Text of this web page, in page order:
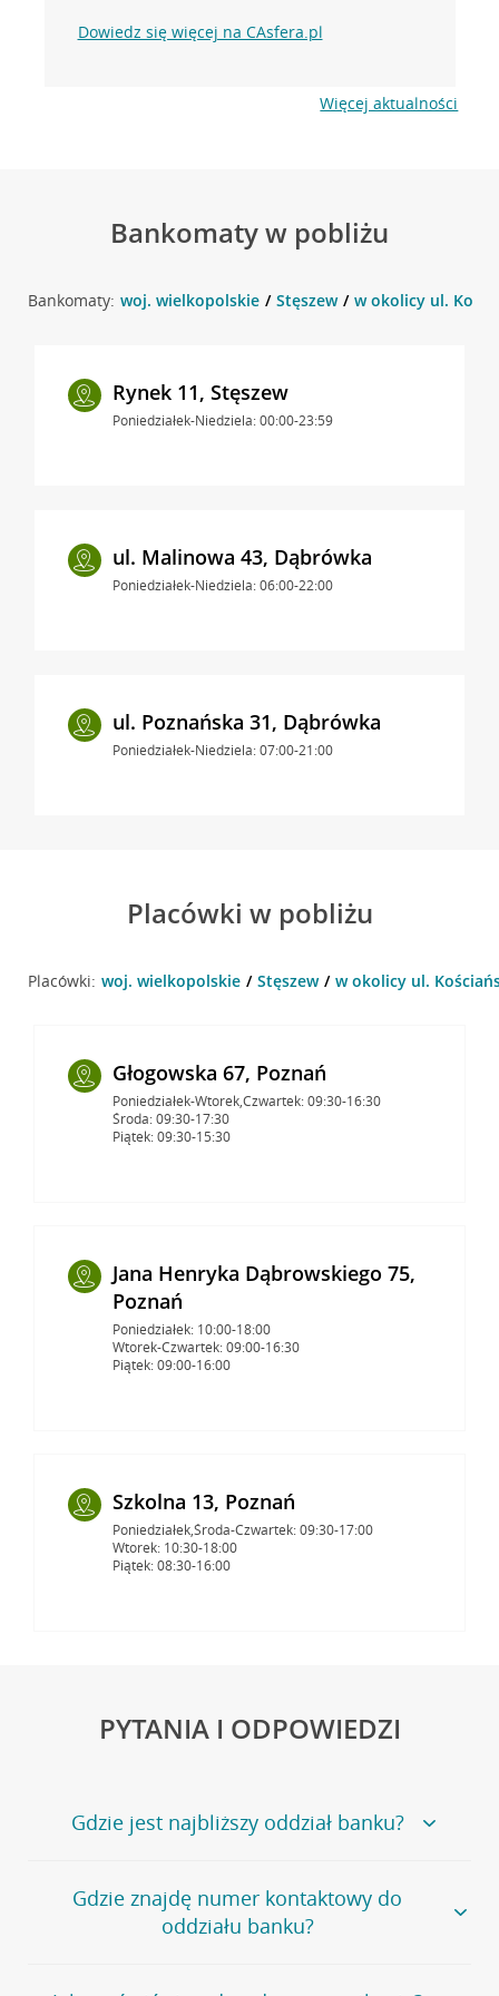
Dowiedz się więcej na CAsfera.pl
Więcej aktualności
Bankomaty w pobliżu
Bankomaty: woj. wielkopolskie Stęszew w okolicy ul.
Rynek 11, Stęszew
Poniedziałek-Niedziela: 00:00-23:59
ul. Malinowa 43, Dąbrówka
Poniedziałek-Niedziela: 06:00-22:00
ul. Poznańska 31, Dąbrówka
Poniedziałek-Niedziela: 07:00-21:00
Placówki w pobliżu
Placówki: woj. wielkopolskie Stęszew w okolicy ul.
Głogowska 67, Poznań
Poniedziałek-Wtorek,Czwartek: 09:30-16:30
Środa: 09:30-17:30
Piątek: 09:30-15:30
Jana Henryka Dąbrowskiego 75,
Poznań
Poniedziałek: 10:00-18:00
Wtorek-Czwartek: 09:00-16:30
Piątek: 09:00-16:00
Szkolna 13, Poznań
Poniedziałek,Środa-Czwartek: 09:30-17:00
Wtorek: 10:30-18:00
Piątek: 08:30-16:00
PYTANIA I ODPOWIEDZI
Gdzie jest najbliższy oddział banku?
Jeśli szukasz oddziału naszego banku, zapraszamy na
stronęPlacówki i bankomaty, na której znajduje się
wygodna wyszukiwarka.
oddziałów
Gdzie znajdę numer kontaktowy do
oddziału banku?
Bank Credit Agricole nie udostępnia ogólnego numeru